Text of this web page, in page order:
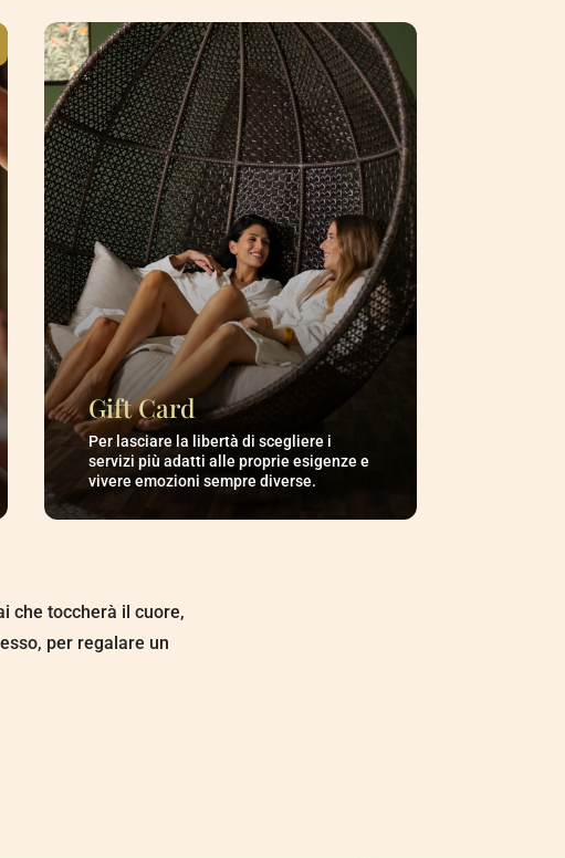
Gift Card
Per lasciare la libertà di scegliere i
servizi più adatti alle proprie esigenze e
vivere emozioni sempre diverse.
che toccherà il cuore,
per regalare un